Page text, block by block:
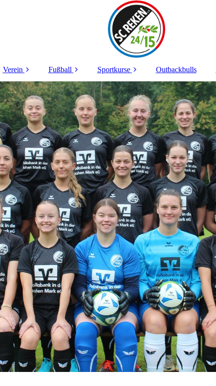
Verein
Vorstand
Dokumente
Platzanlagen
Platzvermietung
Schiedsrichter
Datenschutz
Fußball
Senioren
Junioren
Breitensport
Sportkurse
Noch freie Plätze
Belegte Kurse
Outbackbulls